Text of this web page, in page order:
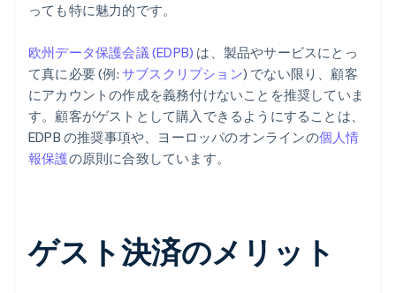
っても特に魅力的です。
欧州データ保護会議 (EDPB) は、製品やサービスにとっ
て真に必要 (例: サブスクリプション) でない限り、顧客
にアカウントの作成を義務付けないことを推奨していま
す。顧客がゲストとして購入できるようにすることは、
EDPB の推奨事項や、ヨーロッパのオンラインの個人情
報保護の原則に合致しています。
ゲスト決済のメリット